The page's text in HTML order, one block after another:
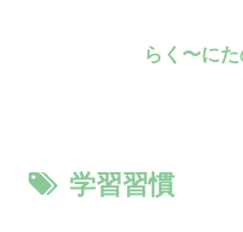
らく〜に
学習習慣